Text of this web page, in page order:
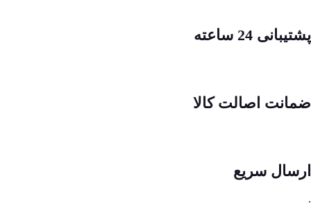
پشتیبانی 24 ساعته
ضمانت اصالت کالا
ارسال سریع
.